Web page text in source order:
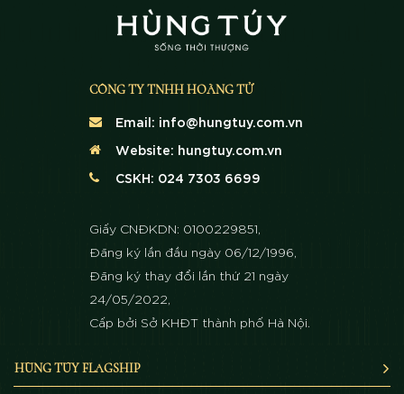
CÔNG TY TNHH HOÀNG TỬ
Email: info@hungtuy.com.vn
Website: hungtuy.com.vn
CSKH: 024 7303 6699
Giấy CNĐKDN: 0100229851,
Đăng ký lần đầu ngày 06/12/1996,
Đăng ký thay đổi lần thứ 21 ngày
24/05/2022,
Cấp bởi Sở KHĐT thành phố Hà Nội.
HÙNG TÚY FLAGSHIP